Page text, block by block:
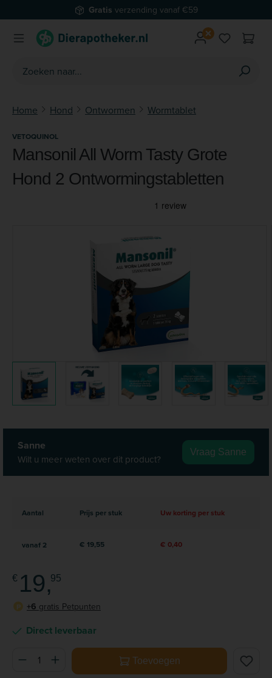
Ga naar de hoofdinhoudGratis verzending vanaf €59
Je hebt
Home Hond Ontwormen Wormtablet
Sanne
Wilt u meer weten over dit product?
Vraag Sanne
VETOQUINOL
Mansonil All Worm Tasty Grote
Hond 2 Ontwormingstabletten
Direct leverbaar
Aantal Prijs per stuk Uw korting per stuk
vanaf 2 € 19,55 € 0,40
€ 19,95
Producthoeveelheid: Voer de gewenste hoeveelheid in of
Toevoegen
P +6 gratis Petpunten